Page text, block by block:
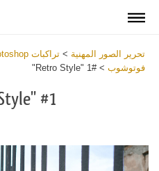
تحرير الصور المهنية > تراكبات Photoshop
فوتوشوب >
#1 "Retro Style"
#1 "Retro Style"
Download